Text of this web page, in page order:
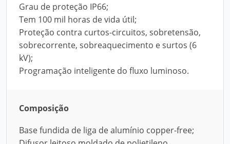
Grau de proteção IP66;
Tem 100 mil horas de vida útil;
Proteção contra curtos-circuitos, sobretensão,
sobrecorrente, sobreaquecimento e surtos (6
kV);
Programação inteligente do fluxo luminoso.
Composição
Base fundida de liga de alumínio copper-free;